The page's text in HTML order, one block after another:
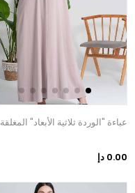
عباءة "الوردة ثلاثية الأبعاد" المغلقة
0.00 دإ